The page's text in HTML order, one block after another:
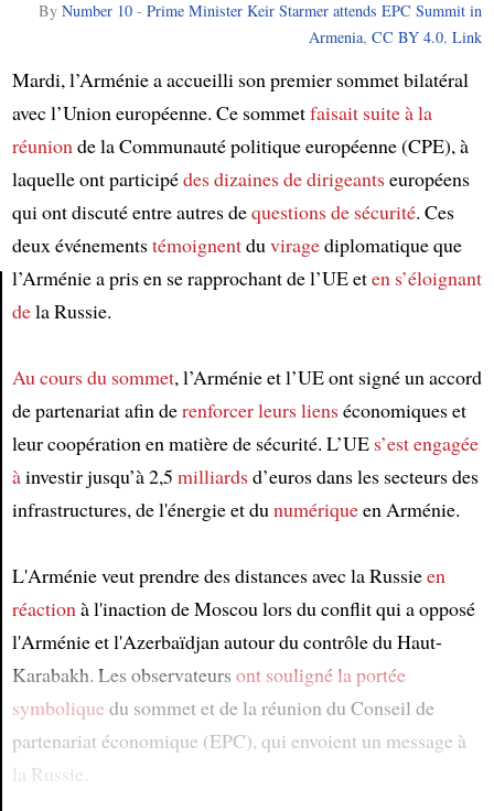
ByNumber 10 -Prime Minister Keir Starmer attends EPC Summit in
Armenia,CC BY 4.0,Link
Mardi, l’Arménie a accueilli son premier sommet bilatéral
avec l’Union européenne. Ce sommetfaisait suite àla
réunion de la Communauté politique européenne (CPE), à
laquelle ont participédes dizaines de dirigeantseuropéens
qui ont discuté entre autres dequestions de sécurité. Ces
deux événementstémoignentdu viragediplomatique que
l’Arménie a pris en se rapprochant de l’UE eten s’éloignant
dela Russie.
Au cours du sommet, l’Arménie et l’UE ont signé un accord
de partenariat afin derenforcerleurs lienséconomiques et
leur coopération en matière de sécurité. L’UE s’est engagée
àinvestir jusqu’à 2,5 milliardsd’euros dans les secteurs des
infrastructures, de l'énergie et du numériqueen Arménie.
L'Arménie veut prendre des distances avec la Russieen
réaction à l'inaction de Moscou lors du conflit qui a opposé
l'Arménie et l'Azerbaïdjan autour du contrôle du Haut-
Karabakh. Les observateurs ont soulignéla portée
symboliquedu sommet et de la réunion du Conseil de
partenariat économique (EPC), qui envoient un message à
la Russie.